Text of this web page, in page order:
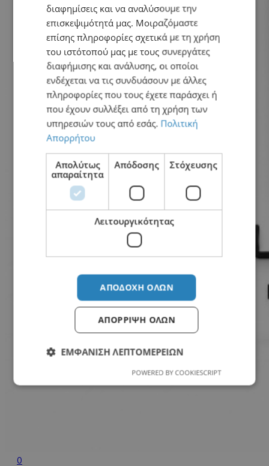
0
διαφημίσεις και να αναλύσουμε την
επισκεψιμότητά μας. Μοιραζόμαστε
επίσης πληροφορίες σχετικά με τη χρήση
του ιστότοπού μας με τους συνεργάτες
διαφήμισης και ανάλυσης, οι οποίοι
ενδέχεται να τις συνδυάσουν με άλλες
πληροφορίες που τους έχετε παράσχει ή
που έχουν συλλέξει από τη χρήση των
υπηρεσιών τους από εσάς. Πολιτική
Απορρήτου
Απολύτως
απαραίτητα
Απόδοσης Στόχευσης
Λειτουργικότητας
ΑΠΟΔΟΧΉ ΌΛΩΝ
ΑΠΌΡΡΙΨΗ ΌΛΩΝ
ΕΜΦΆΝΙΣΗ ΛΕΠΤΟΜΕΡΕΙΏΝ
POWERED BY COOKIESCRIPT